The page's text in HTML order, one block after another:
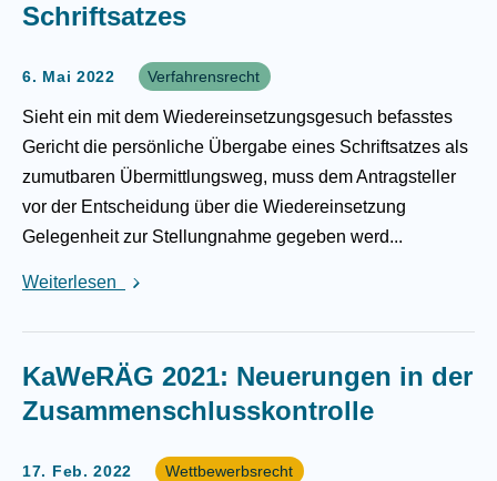
Schriftsatzes
6. Mai 2022 Verfahrensrecht
Sieht ein mit dem Wiedereinsetzungsgesuch befasstes
Gericht die persönliche Übergabe eines Schriftsatzes als
zumutbaren Übermittlungsweg, muss dem Antragsteller
vor der Entscheidung über die Wiedereinsetzung
Gelegenheit zur Stellungnahme gegeben werd...
Weiterlesen
KaWeRÄG 2021: Neuerungen in der
Zusammenschlusskontrolle
17. Feb. 2022 Wettbewerbsrecht